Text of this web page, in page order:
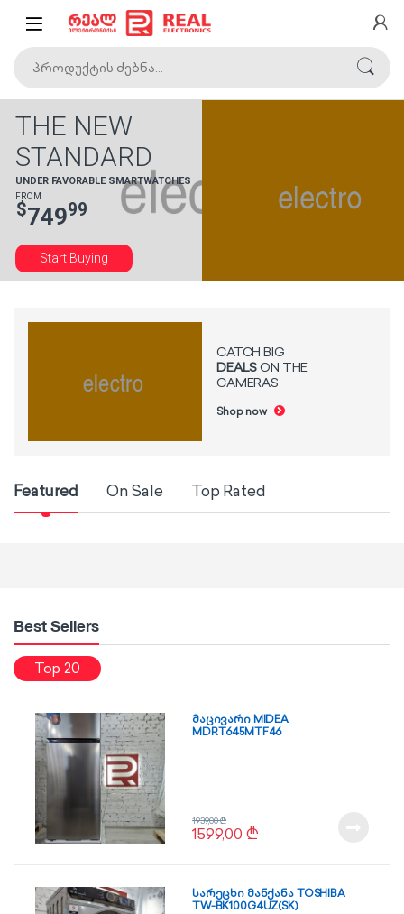
Skip to navigation
Skip to content
THE NEW
STANDARD
UNDER FAVORABLE SMARTWATCHES
FROM
$74999
Start Buying
CATCH BIG
DEALSON THE
CAMERAS
Shop now
Featured On Sale Top Rated
Best Sellers
Top 20
მაცივარი MIDEA
MDRT645MTF46
1599,00 ₾
1939,00₾
სარეცხი მანქანა TOSHIBA
TW-BK100G4UZ(SK)